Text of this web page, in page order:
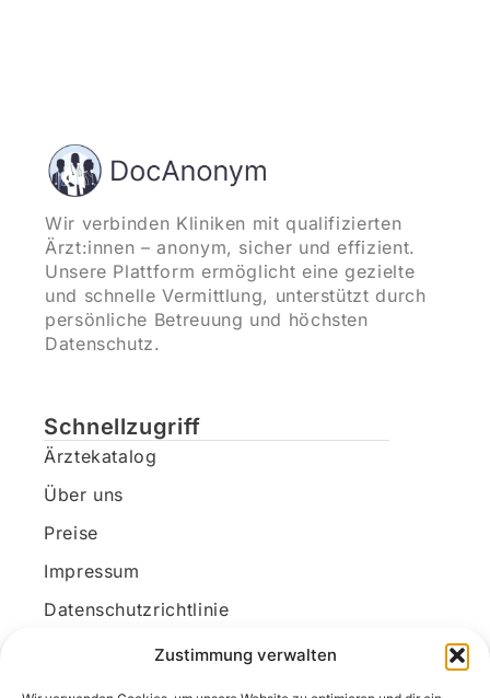
Zustimmung verwalten
Wir verbinden Kliniken mit qualifizierten
Ärzt:innen – anonym, sicher und effizient.
Unsere Plattform ermöglicht eine gezielte
und schnelle Vermittlung, unterstützt durch
persönliche Betreuung und höchsten
Datenschutz.
Schnellzugriff
Ärztekatalog
Über uns
Preise
Impressum
Datenschutzrichtlinie
Kundenkonto